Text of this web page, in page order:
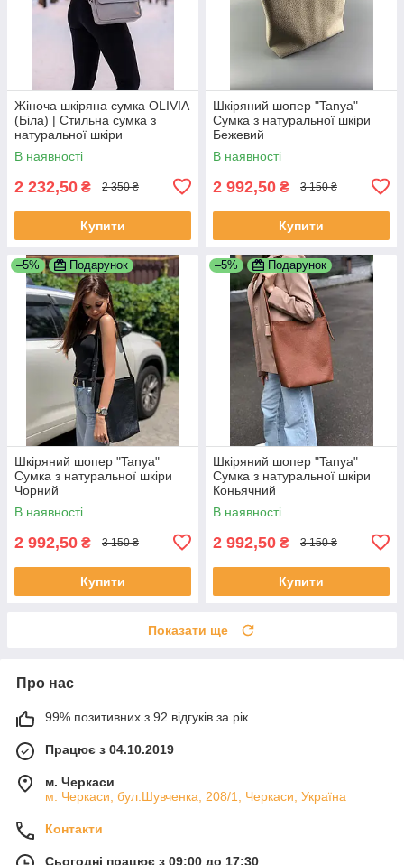
Жіноча шкіряна сумка OLIVIA
(Біла) | Стильна сумка з
натуральної шкіри
В наявності
2 232,50 ₴ 2 350 ₴
Купити
Шкіряний шопер "Tanya"
Сумка з натуральної шкіри
Бежевий
В наявності
2 992,50 ₴ 3 150 ₴
Купити
–5% Подарунок
Шкіряний шопер "Tanya"
Сумка з натуральної шкіри
Чорний
В наявності
2 992,50 ₴ 3 150 ₴
Купити
–5% Подарунок
Шкіряний шопер "Tanya"
Сумка з натуральної шкіри
Коньячний
В наявності
2 992,50 ₴ 3 150 ₴
Купити
Показати ще
Про нас
99% позитивних з 92 відгуків за рік
Працює з 04.10.2019
м. Черкаси
м. Черкаси, бул.Шувченка, 208/1, Черкаси, Україна
Контакти
Сьогодні працює з 09:00 до 17:30